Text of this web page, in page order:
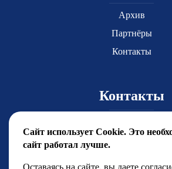
Архив
Партнёры
Контакты
Контакты
Сайт использует Cookie. Это
сайт работал лучше.
Оставаясь на сайте, вы даете